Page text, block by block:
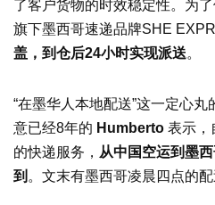
了客户货物的时效稳定性。为
旗下墨西哥速递品牌SHE
盖，到仓后24小时实现派送。
“在墨华人本地配送”这一定心
意已经8年的 Humberto 表示，
的快递服务， 从中国空运到墨
到 。文末有墨西哥凌晨四点的配